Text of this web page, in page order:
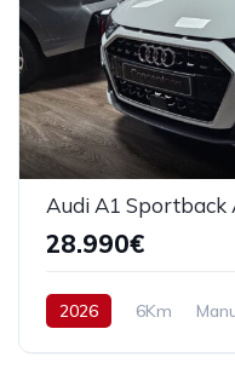
28.990€
2026 6Km